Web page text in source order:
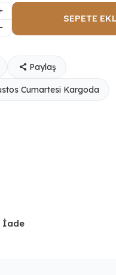
SEPETE
Paylaş
Cumartesi Kargoda
İade